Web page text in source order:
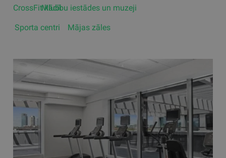
CrossFit klubi
Sporta centri
Mācību iestādes un muzeji
Mājas zāles